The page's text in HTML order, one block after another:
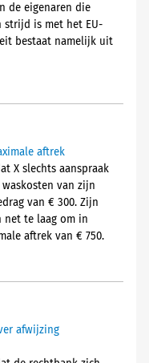
de eigenaren die
strijd is met het EU-
bestaat namelijk uit
aftrek
X slechts aanspraak
van zijn
van € 300. Zijn
net te laag om in
aftrek van € 750.
afwijzing